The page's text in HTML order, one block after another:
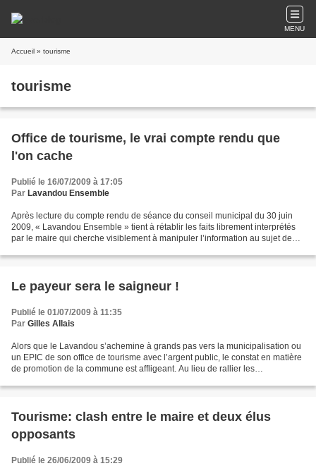
MENU
Accueil » tourisme
tourisme
Office de tourisme, le vrai compte rendu que
l'on cache
Publié le 16/07/2009 à 17:05
Par Lavandou Ensemble
Après lecture du compte rendu de séance du conseil municipal du 30 juin
2009, « Lavandou Ensemble » tient à rétablir les faits librement interprétés
par le maire qui cherche visiblement à manipuler l’information au sujet de
Le payeur sera le saigneur !
Publié le 01/07/2009 à 11:35
Par Gilles Allais
Alors que le Lavandou s’achemine à grands pas vers la municipalisation ou
un EPIC de son office de tourisme avec l’argent public, le constat en matière
de promotion de la commune est affligeant. Au lieu de rallier les
Tourisme: clash entre le maire et deux élus
opposants
Publié le 26/06/2009 à 15:29